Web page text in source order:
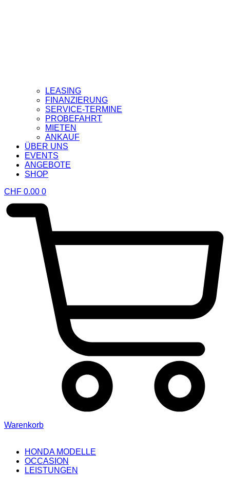
LEASING
FINANZIERUNG
SERVICE-TERMINE
PROBEFAHRT
MIETEN
ANKAUF
ÜBER UNS
EVENTS
ANGEBOTE
SHOP
CHF 0.00 0
Warenkorb
HONDA MODELLE
OCCASION
LEISTUNGEN